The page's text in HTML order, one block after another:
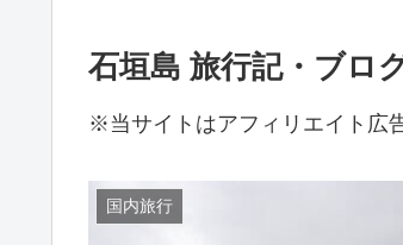
石垣島 旅行記・ブロ
※当サイトはアフィリエイト広
国内旅行